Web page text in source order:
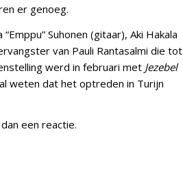
er genoeg.
Suhonen (gitaar), Aki Hakala
van Pauli Rantasalmi die tot
werd in februari met Jezebel
weten dat het optreden in Turijn
een reactie.